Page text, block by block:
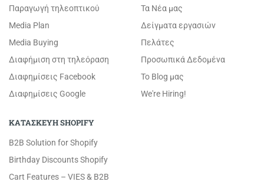
Παραγωγή τηλεοπτικού
Media Plan
Media Buying
Διαφήμιση στη τηλεόραση
Διαφημίσεις Facebook
Διαφημίσεις Google
Τα Νέα μας
Δείγματα εργασιών
Πελάτες
Προσωπικά Δεδομένα
Το Blog μας
We're Hiring!
ΚΑΤΑΣΚΕΥΗ SHOPIFY
B2B Solution for Shopify
Birthday Discounts Shopify
Cart Features – VIES & B2B